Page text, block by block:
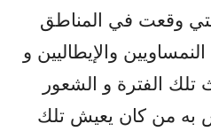
وقعت في المناطق
والإيطاليين و
الفترة و الشعور
به من كان يعيش تلك